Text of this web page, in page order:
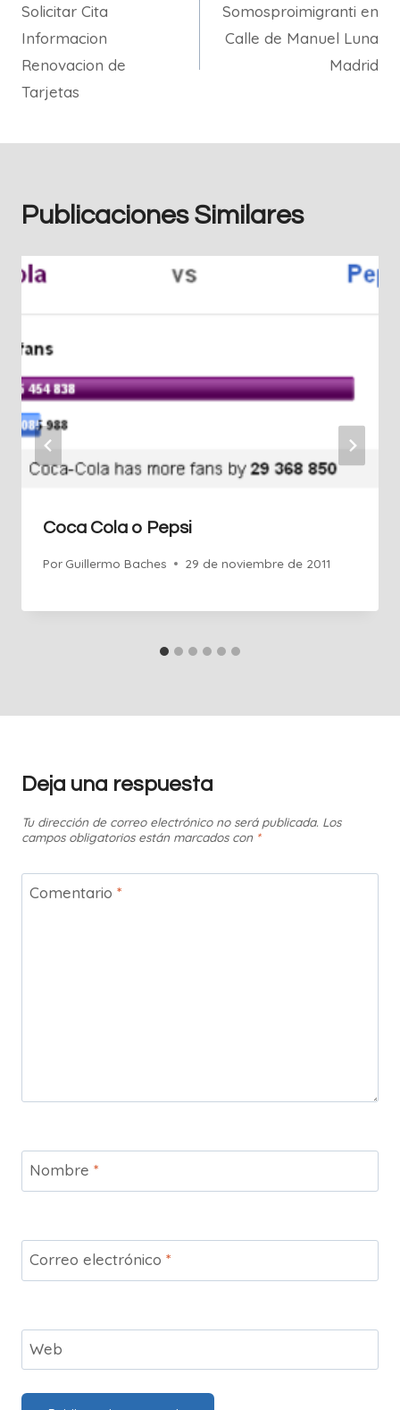
de
entradas
Solicitar Cita
Informacion
Renovacion de
Tarjetas
Somosproimigranti en
Calle de Manuel Luna
Madrid
Publicaciones Similares
Coca Cola o Pepsi
Por Guillermo Baches 29 de noviembre de 2011
Deja una respuesta
Tu dirección de correo electrónico no será publicada. Los
campos obligatorios están marcados con *
Comentario *
Nombre *
Correo electrónico *
Web